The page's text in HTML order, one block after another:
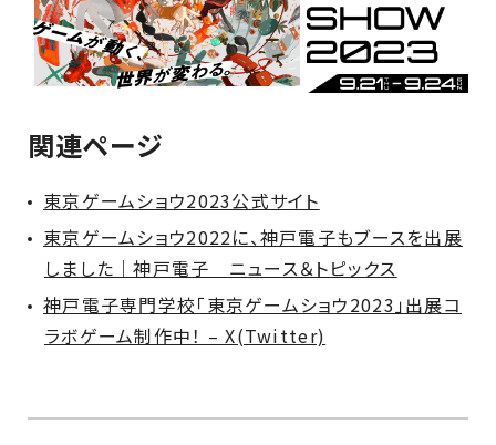
関連ページ
東京ゲームショウ2023公式サイト
東京ゲームショウ2022に、神戸電子もブースを出展
しました｜神戸電子 ニュース＆トピックス
神戸電子専門学校「東京ゲームショウ2023」出展コ
ラボゲーム制作中！ – X(Twitter)